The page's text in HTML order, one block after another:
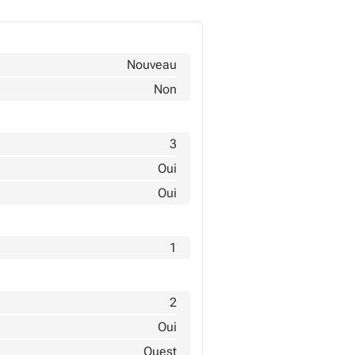
Nouveau
Non
3
Oui
Oui
1
2
Oui
Ouest